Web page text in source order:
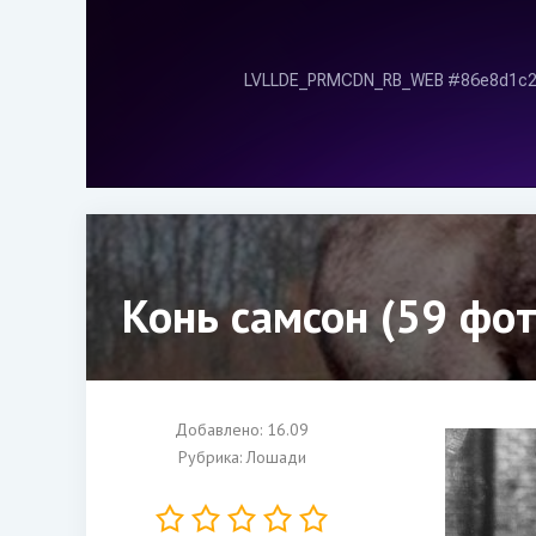
Конь самсон (59
Добавлено: 16.09
Рубрика:Лошади